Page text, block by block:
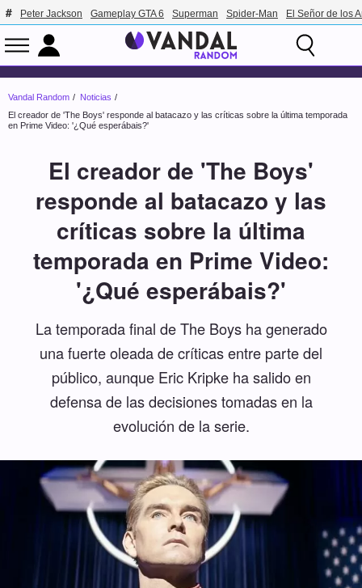
Peter Jackson Gameplay GTA 6 Superman Spider-Man El Señor de los
Vandal Random
Noticias
El creador de 'The Boys' responde al batacazo y las críticas sobre la última temporada
en Prime Video: '¿Qué esperábais?'
El creador de 'The Boys'
responde al batacazo y las
críticas sobre la última
temporada en Prime Video:
'¿Qué esperábais?'
La temporada final de The Boys ha generado
una fuerte oleada de críticas entre parte del
público, aunque Eric Kripke ha salido en
defensa de las decisiones tomadas en la
evolución de la serie.